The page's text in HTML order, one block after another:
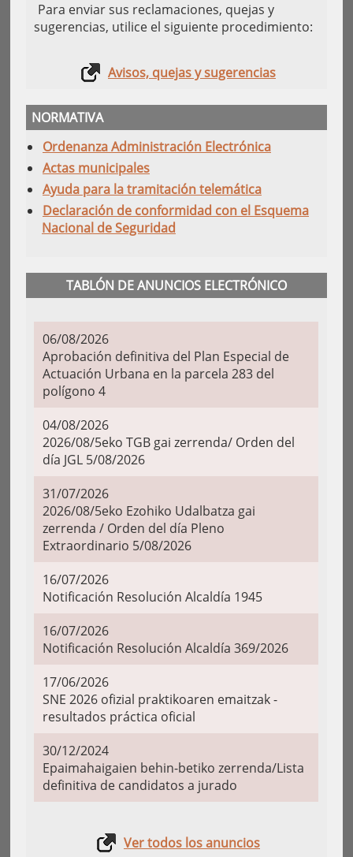
Para enviar sus reclamaciones, quejas y
sugerencias, utilice el siguiente procedimiento:
Avisos, quejas y sugerencias
NORMATIVA
Ordenanza Administración Electrónica
Actas municipales
Ayuda para la tramitación telemática
Declaración de conformidad con el Esquema
Nacional de Seguridad
TABLÓN DE ANUNCIOS ELECTRÓNICO
06/08/2026
Aprobación definitiva del Plan Especial de
Actuación Urbana en la parcela 283 del
polígono 4
04/08/2026
2026/08/5eko TGB gai zerrenda/ Orden del
día JGL 5/08/2026
31/07/2026
2026/08/5eko Ezohiko Udalbatza gai
zerrenda / Orden del día Pleno
Extraordinario 5/08/2026
16/07/2026
Notificación Resolución Alcaldía 1945
16/07/2026
Notificación Resolución Alcaldía 369/2026
17/06/2026
SNE 2026 ofizial praktikoaren emaitzak -
resultados práctica oficial
30/12/2024
Epaimahaigaien behin-betiko zerrenda/Lista
definitiva de candidatos a jurado
Ver todos los anuncios